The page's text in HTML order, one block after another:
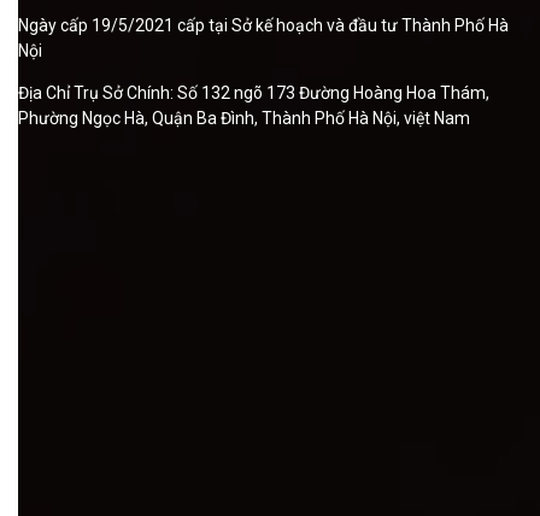
Ngày cấp 19/5/2021 cấp tại Sở kế hoạch và đầu tư Thành Phố Hà
Nội
Địa Chỉ Trụ Sở Chính: Số 132 ngõ 173 Đường Hoàng Hoa Thám,
Phường Ngọc Hà, Quận Ba Đình, Thành Phố Hà Nội, việt Nam